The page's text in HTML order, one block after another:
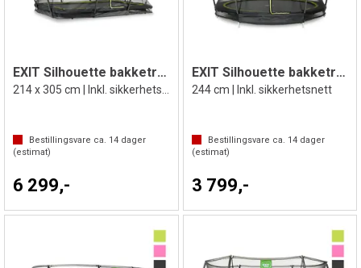
EXIT Silhouette bakketrampoline
Bestillingsvare ca. 14 dager
(estimat)
6 299,-
EXIT Silhouette bakketrampoline
244 cm | Inkl. sikkerhetsnett
Bestillingsvare ca. 14dager
(estimat)
3 799,-